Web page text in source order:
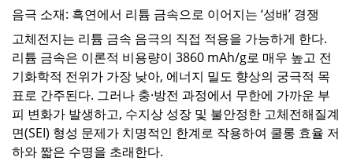
음극 소재: 흑연에서 리튬 금속으로 이어지는 ‘성배’ 경쟁
고체전지는 리튬 금속 음극의 직접 적용을 가능하게 한다.
리튬 금속은 이론적 비용량이 3860 mAh/g로 매우 높고 전
기화학적 전위가 가장 낮아, 에너지 밀도 향상의 궁극적 목
표로 간주된다. 그러나 충·방전 과정에서 무한에 가까운 부
피 변화가 발생하고, 수지상 성장 및 불안정한 고체전해질계
면(SEI) 형성 문제가 치명적인 한계로 작용하여 쿨롱 효율 저
하와 짧은 수명을 초래한다.